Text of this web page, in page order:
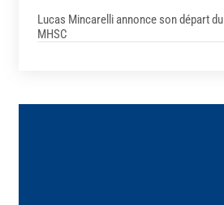
Lucas Mincarelli annonce son départ du
MHSC